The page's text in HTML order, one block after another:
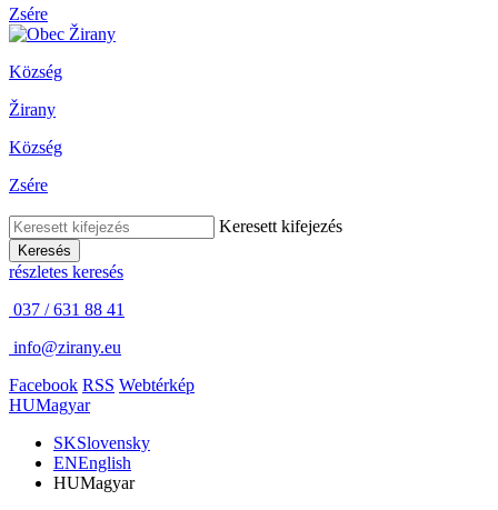
Zsére
Község
Žirany
Község
Zsére
Keresett kifejezés
Keresés
részletes keresés
037 / 631 88 41
info@zirany.eu
Facebook RSS Webtérkép
HUMagyar
SKSlovensky
ENEnglish
HUMagyar